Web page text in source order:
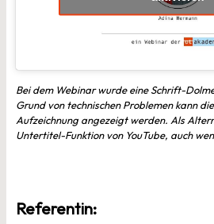
Bei dem Webinar wurde eine Schrift-
Grund von technischen Problemen kann
Aufzeichnung angezeigt werden. Als
Untertitel-Funktion von YouTube, auch
Referentin: